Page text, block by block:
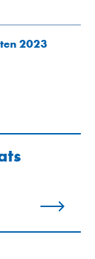
2023